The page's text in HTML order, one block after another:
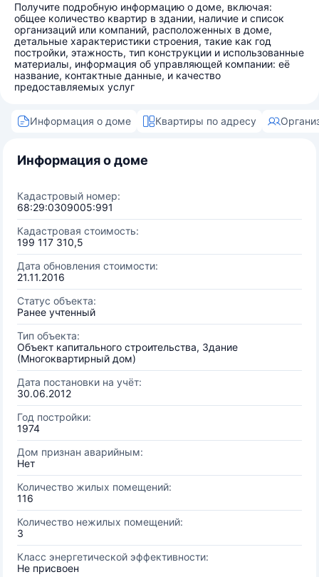
Получите подробную информацию о доме, включая:
общее количество квартир в здании, наличие и список
организаций или компаний, расположенных в доме,
детальные характеристики строения, такие как год
постройки, этажность, тип конструкции и использованные
материалы, информация об управляющей компании: её
название, контактные данные, и качество
предоставляемых услуг
Информация о доме Квартиры по адресу
Информация о доме
Кадастровый номер:
68:29:0309005:991
Кадастровая стоимость:
199 117 310,5
Дата обновления стоимости:
21.11.2016
Статус объекта:
Ранее учтенный
Тип объекта:
Объект капитального строительства, Здание
(Многоквартирный дом)
Дата постановки на учёт:
30.06.2012
Год постройки:
1974
Дом признан аварийным:
Нет
Количество жилых помещений:
116
Количество нежилых помещений:
3
Класс энергетической эффективности:
Не присвоен